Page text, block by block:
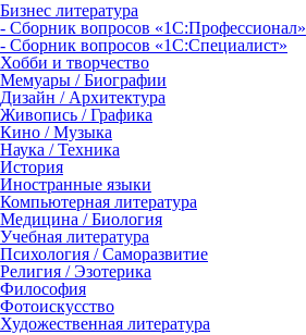
Бизнес литература
- Сборник вопросов «1С:Профессионал»
- Сборник вопросов «1С:Специалист»
Хобби и творчество
Мемуары / Биографии
Дизайн / Архитектура
Живопись / Графика
Кино / Музыка
Наука / Техника
История
Иностранные языки
Компьютерная литература
Медицина / Биология
Учебная литература
Психология / Саморазвитие
Религия / Эзотерика
Философия
Фотоискусство
Художественная литература